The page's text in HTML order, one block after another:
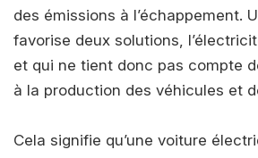
des émissions à l’échappement.
favorise deux solutions,
et qui ne tient donc pas compte
à la production des véhicules et
Cela signifie qu’une voiture